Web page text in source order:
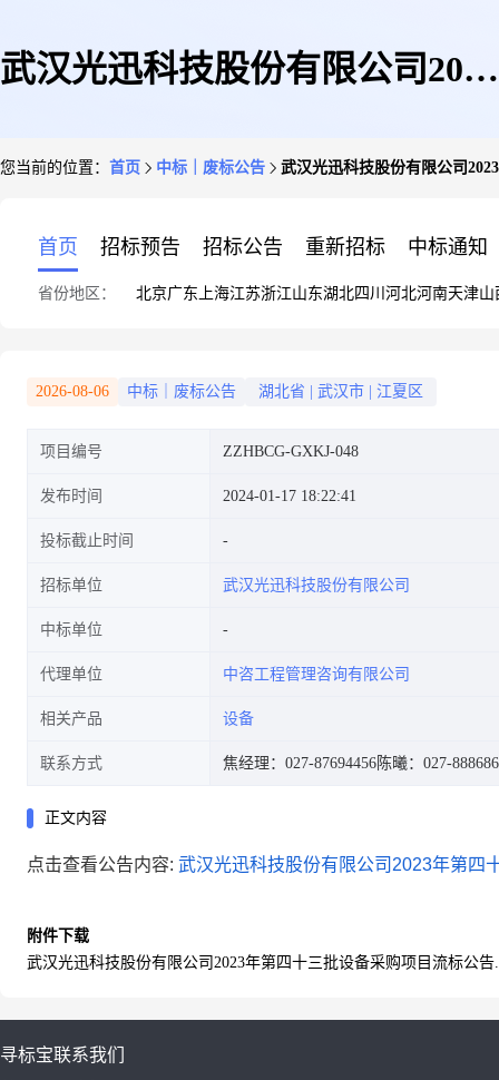
武汉光迅科技股份有限公司2023
您当前的位置： 首页 中标｜废标公告 武汉光迅科技股份有限公司
首页 招标预告 招标公告 重新招标 中标通知
省份地区： 北京广东 上海江苏浙江山东湖北四川 河北河南天津山
2026-08-06 中标｜废标公告 湖北省 武汉市 江夏区
项目编号 ZZHBCG-GXKJ-048
发布时间 2024-01-17 18:22:41
投标截止时间
招标单位 武汉光迅科技股份有限公司
中标单位
代理单位 中咨工程管理咨询有限公司
相关产品 设备
联系方式 焦经理：027-87694456陈曦：027-
正文内容
点击查看公告内容: 武汉光迅科技股份有限公司2023年第四
附件下载
武汉光迅科技股份有限公司2023年第四十三批设备采购项目流标公告
寻标宝联系我们